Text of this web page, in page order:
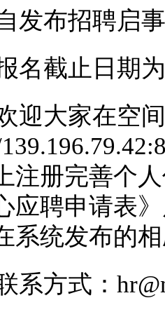
发布招聘启
名截止日期
迎大家在空
注册完善个
应聘申请表
系统发布的
系方式：